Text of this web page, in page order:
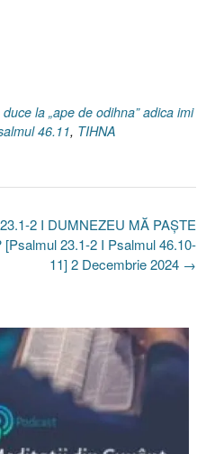
la „ape de odihna” adica imi
46.11, TIHNA
2 I DUMNEZEU MĂ PAȘTE
23.1-2 I Psalmul 46.10-
11] 2 Decembrie 2024 →